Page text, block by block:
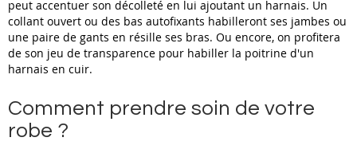
peut accentuer son décolleté en lui ajoutant un harnais. Un
collant ouvert ou des bas autofixants habilleront ses jambes ou
une paire de gants en résille ses bras. Ou encore, on profitera
de son jeu de transparence pour habiller la poitrine d'un
harnais en cuir.
Comment prendre soin de votre
robe ?